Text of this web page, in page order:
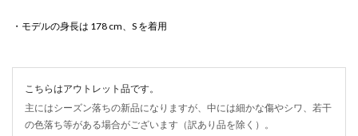
・モデルの身長は 178 cm、S を着用
こちらはアウトレット品です。
主にはシーズン落ちの新品になりますが、中には細かな傷やシワ、若干
の色落ち等がある場合がございます（訳あり品を除く）。